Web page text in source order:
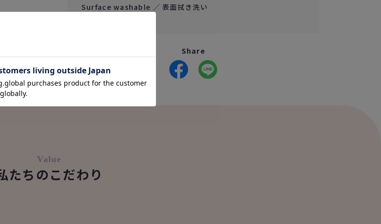
Surface washable ／ 表面拭き洗い
Share
Value
たちのこだわり